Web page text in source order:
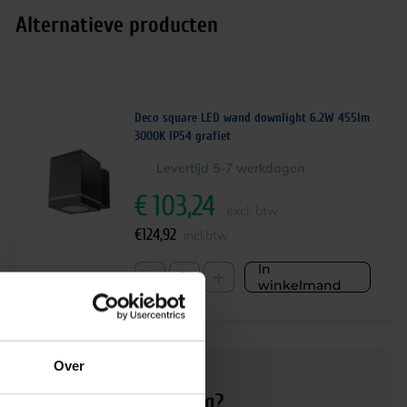
Over
Alternatieve producten
Deco square LED wand downlight 6.2W 455lm
3000K IP54 grafiet
Levertijd 5-7 werkdagen
-
In
winkelmand
€103,24
€124,92
Advies of hulp nodig?